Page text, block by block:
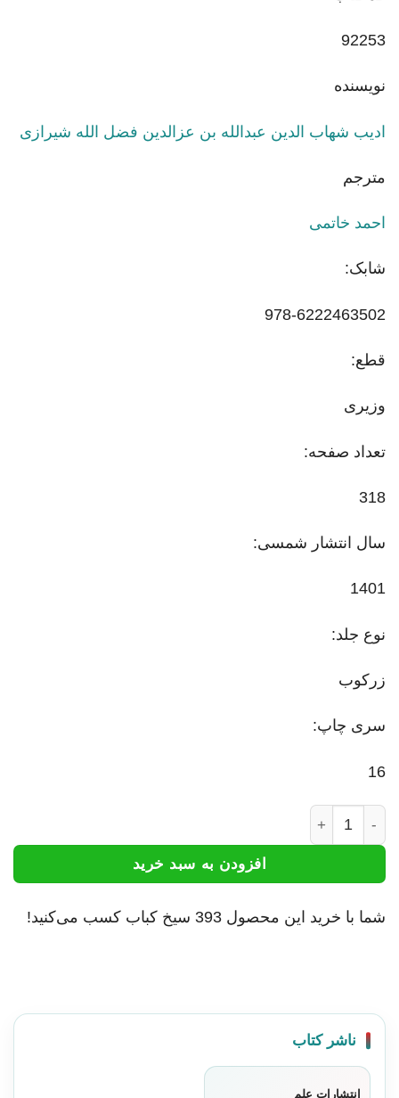
92253
نویسنده
ادیب شهاب الدین عبدالله بن عزالدین فضل الله شیرازی
مترجم
احمد خاتمی
شابک:
978-6222463502
قطع:
وزیری
تعداد صفحه:
318
سال انتشار شمسی:
1401
نوع جلد:
زرکوب
سری چاپ:
16
افزودن به سبد خرید
شما با خرید این محصول 393 سیخ کباب کسب می‌کنید!
ناشر کتاب
انتشارات علم